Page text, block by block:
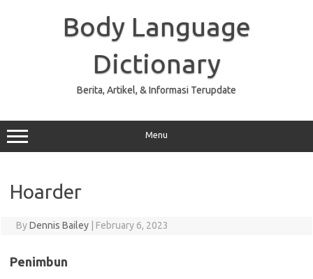
Body Language
Dictionary
Berita, Artikel, & Informasi Terupdate
Menu
Hoarder
ByDennis Bailey February 6, 2023
Penimbun